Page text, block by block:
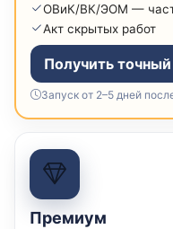
ОВиК/ВК/ЭОМ —
Акт скрытых работ
Получить
Запуск от 2–5 дней
Премиум